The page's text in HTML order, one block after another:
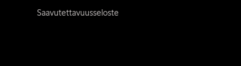
Saavutettavuusseloste